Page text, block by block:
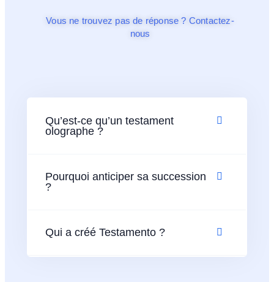
Vous ne trouvez pas de réponse ? Contactez-
nous
Qu’est-ce qu’un testament
olographe ?
Pourquoi anticiper sa succession
?
Qui a créé Testamento ?